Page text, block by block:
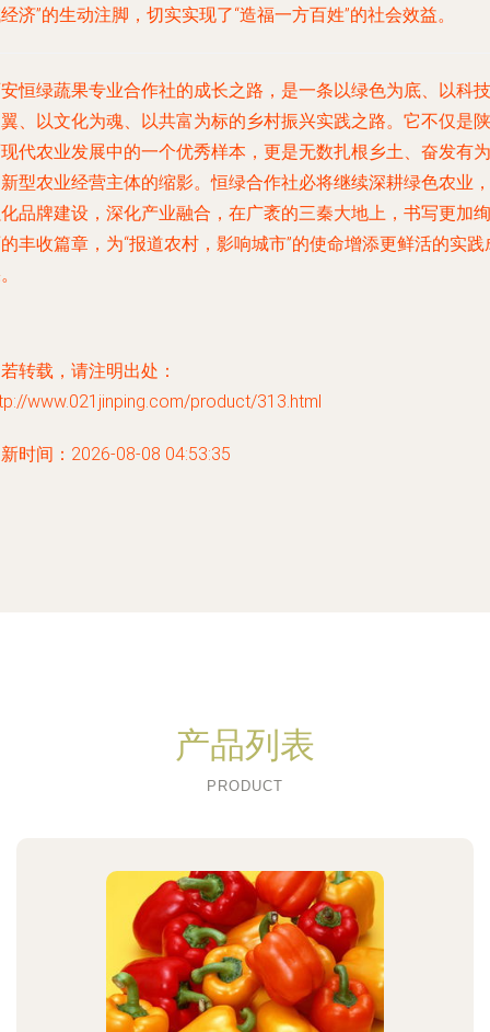
济”的生动注脚，切实实现了“造福一方百姓”的社会效益。
恒绿蔬果专业合作社的成长之路，是一条以绿色为底、以科技
、以文化为魂、以共富为标的乡村振兴实践之路。它不仅是陕
代农业发展中的一个优秀样本，更是无数扎根乡土、奋发有为
型农业经营主体的缩影。恒绿合作社必将继续深耕绿色农业，
品牌建设，深化产业融合，在广袤的三秦大地上，书写更加绚
丰收篇章，为“报道农村，影响城市”的使命增添更鲜活的实践
转载，请注明出处：
www.021jinping.com/product/313.html
时间：2026-08-08 04:53:35
产品列表
PRODUCT